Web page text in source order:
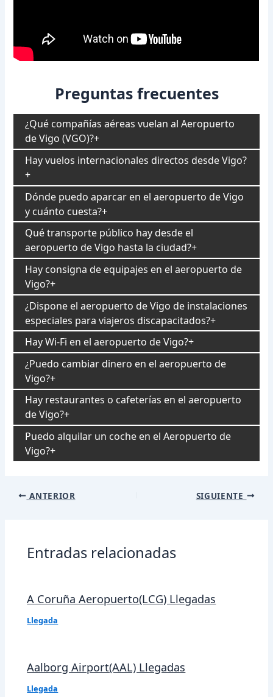
Preguntas frecuentes
¿Qué compañías aéreas vuelan al Aeropuerto
de Vigo (VGO)?
Hay vuelos internacionales directos desde Vigo?
Dónde puedo aparcar en el aeropuerto de Vigo
y cuánto cuesta?
Qué transporte público hay desde el
aeropuerto de Vigo hasta la ciudad?
Hay consigna de equipajes en el aeropuerto de
Vigo?
¿Dispone el aeropuerto de Vigo de instalaciones
especiales para viajeros discapacitados?
Hay Wi-Fi en el aeropuerto de Vigo?
¿Puedo cambiar dinero en el aeropuerto de
Vigo?
Hay restaurantes o cafeterías en el aeropuerto
de Vigo?
Puedo alquilar un coche en el Aeropuerto de
Vigo?
Navegación
ANTERIOR SIGUIENTE
Entradas relacionadas
A Coruña Aeropuerto(LCG) Llegadas
Llegada
Aalborg Airport(AAL) Llegadas
Llegada